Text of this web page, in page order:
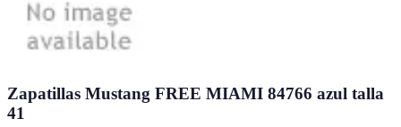
Zapatillas Mustang FREE MIAMI 84766 azul talla
41